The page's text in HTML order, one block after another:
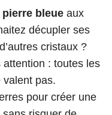
pierre bleue aux
décupler ses
cristaux ?
attention : toutes les
valent pas.
pour créer une